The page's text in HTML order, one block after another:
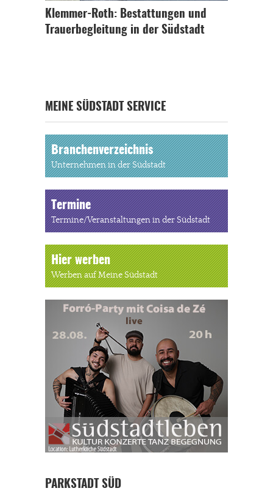
Klemmer-Roth: Bestattungen und
Trauerbegleitung in der Südstadt
MEINE SÜDSTADT SERVICE
Branchenverzeichnis
Unternehmen in der Südstadt
Termine
Termine/Veranstaltungen in der Südstadt
Hier werben
Werben auf Meine Südstadt
PARKSTADT SÜD